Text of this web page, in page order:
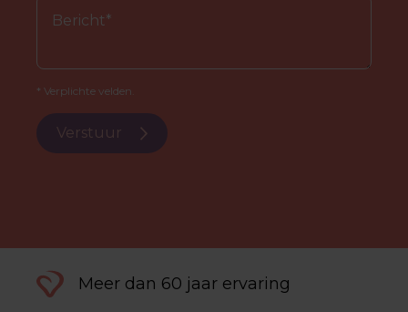
* Verplichte velden.
Verstuur
Meer dan 60 jaar ervaring